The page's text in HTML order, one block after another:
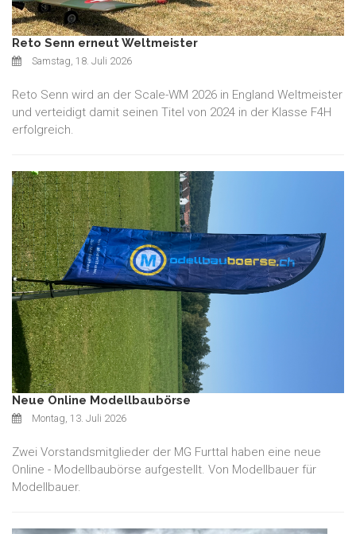
Reto Senn erneut Weltmeister
Samstag, 18. Juli 2026
Reto Senn wird an der Scale-WM 2026 in England Weltmeister
und verteidigt damit seinen Titel von 2024 in der Klasse F4H
erfolgreich.
Neue Online Modellbaubörse
Montag, 13. Juli 2026
Zwei Vorstandsmitglieder der MG Furttal haben eine neue
Online - Modellbaubörse aufgestellt. Von Modellbauer für
Modellbauer.